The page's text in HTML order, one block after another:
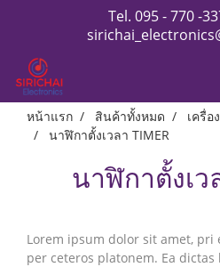
Tel. 095 - 770 -
หน้าแรก สินค้าทั้งหมด
เครื่อ
นาฬิกาตั้งเวลา TIMER
นาฬิกาตั้งเว
Lorem ipsum dolor sit amet, pri
per ceteros platonem. Ea